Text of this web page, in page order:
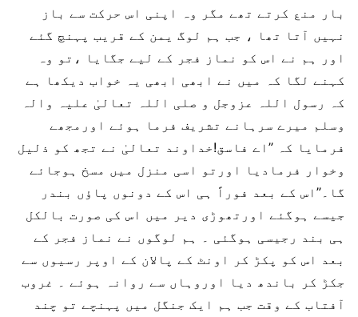
بار منع کرتے تھے مگر وہ اپنی اس حرکت سے باز
نہیں آتا تھا ، جب ہم لوگ یمن کے قریب پہنچ گئے
اور ہم نے اس کو نماز فجر کے لیے جگایا ،تو وہ
کہنے لگا کہ میں نے ابھی ابھی یہ خواب دیکھا ہے
کہ رسول اللہ عزوجل و صلی اللہ تعالیٰ علیہ والہ
وسلم میرے سرہانے تشریف فرما ہوئے اورمجھے
فرمایا کہ ”اے فاسق!خداوند تعالیٰ نے تجھ کو ذلیل
وخوار فرمادیا اورتو اسی منزل میں مسخ ہوجائے
گا۔”اس کے بعد فوراً ہی اس کے دونوں پاؤں بندر
جیسے ہوگئے اورتھوڑی دیر میں اس کی صورت بالکل
ہی بند رجیسی ہوگئی ۔ ہم لوگوں نے نماز فجر کے
بعد اس کو پکڑ کر اونٹ کے پالان کے اوپر رسیوں سے
جکڑ کر باندھ دیا اوروہاں سے روانہ ہوئے ۔ غروب
آفتاب کے وقت جب ہم ایک جنگل میں پہنچے تو چند